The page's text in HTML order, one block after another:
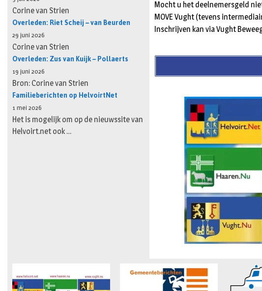
Corine van Strien
Overleden: Riet Scheij – van Beurden
29 juni 2026
Corine van Strien
Overleden: Zus van Kuijk – Pollaerts
19 juni 2026
Bron: Corine van Strien
Familieberichten op HelvoirtNet
1 mei 2026
Het is mogelijk om op de nieuwssite van
Helvoirt.net ook …
Mocht u het deelnemersgeld
MOVE Vught (tevens
Inschrijven kan via Vught